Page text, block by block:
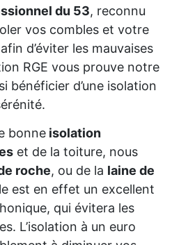
du 53, reconnu
vos combles et votre
d’éviter les mauvaises
RGE vous prouve notre
bénéficier d’une isolation
bonne isolation
et de la toiture, nous
roche, ou de la laine de
est en effet un excellent
qui évitera les
L’isolation à un euro